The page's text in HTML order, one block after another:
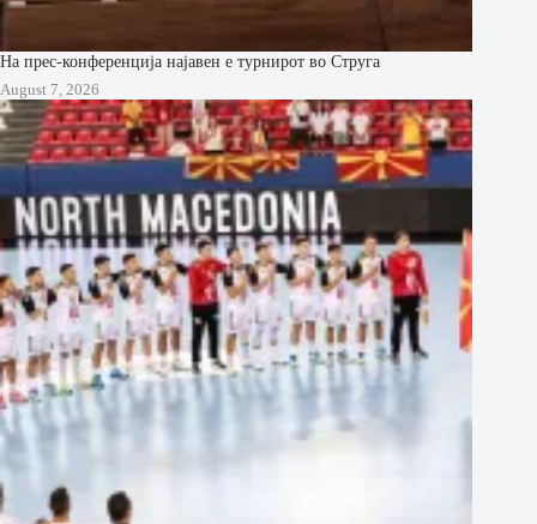
На прес-конференција најавен е турнирот во Струга
August 7, 2026